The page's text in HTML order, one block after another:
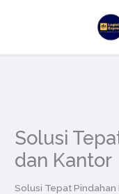
Solusi
dan Kantor
Solusi Tepat Pindahan